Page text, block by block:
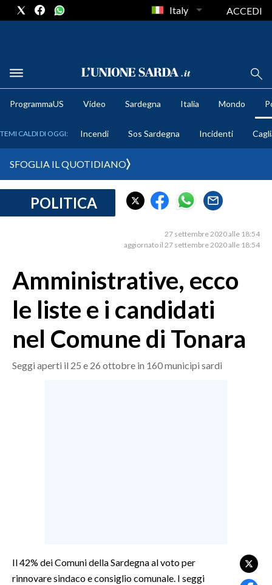
METEO
CRONACA SARDEGNA
MEDIO CAMPIDANO
SASSARI E PROVINCIA
GALLURA
NUORO E PROVINCIA
OGLIASTRA
LAVORO
BANDI
Italy ACCEDI
ProgrammaUS Video Sardegna Italia Mondo
TEMI CALDI DI OGGI: Incendi Sos Sardegna Incidenti
SFOGLIA IL QUOTIDIANO
POLITICA
27 settembre 2020 alle 18:54
aggiornato il 27 settembre 2020 alle 18:54
Amministrative, ecco
le liste e i candidati
nel Comune di Tonara
Seggi aperti il 25 e 26 ottobre in 160 municipi sardi
Il 42% dei Comuni della Sardegna al voto per
rinnovare sindaco e consiglio comunale. I seggi